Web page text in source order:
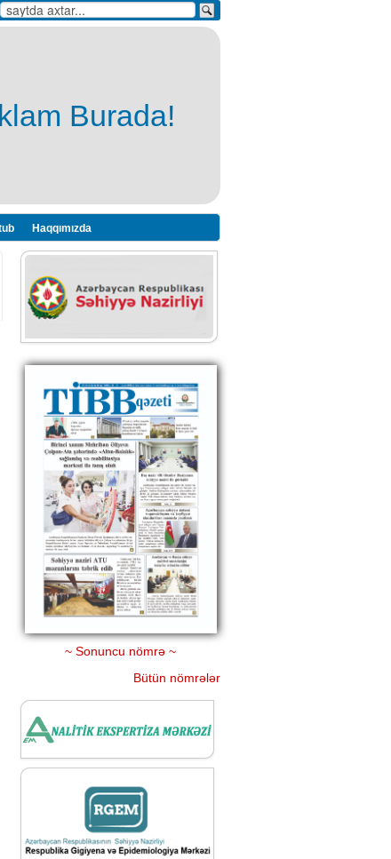
Burada!
Haqqımızda
~ Sonuncu nömrə ~
Bütün nömrələr